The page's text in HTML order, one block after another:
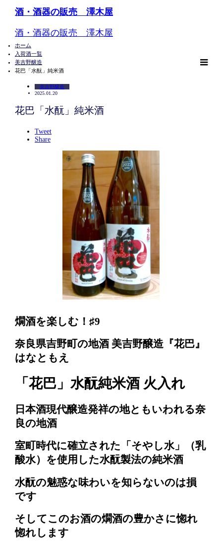
酒・酒器の販売 澤木屋
酒・酒器の販売 澤木屋
ホーム
入荷酒一覧
美吉野醸造
花巴「水酛」純米酒
美吉野醸造
2025.01.20
花巴「水酛」純米酒
Tweet
Share
燗酒を楽しむ！♯9
奈良県吉野町の地酒 美吉野醸造『花巴』
はなともえ
「花巴」水酛純米酒 火入れ
日本酒現代醸造発祥の地ともいわれる奈
良の地酒
室町時代に確立された「そやし水」（乳
酸水）を使用した水酛製法の純米酒
水酛の魅惑な味わいを知らないのは損
です
そしてこのお酒の燗酒の豊かさに惚れ
惚れします